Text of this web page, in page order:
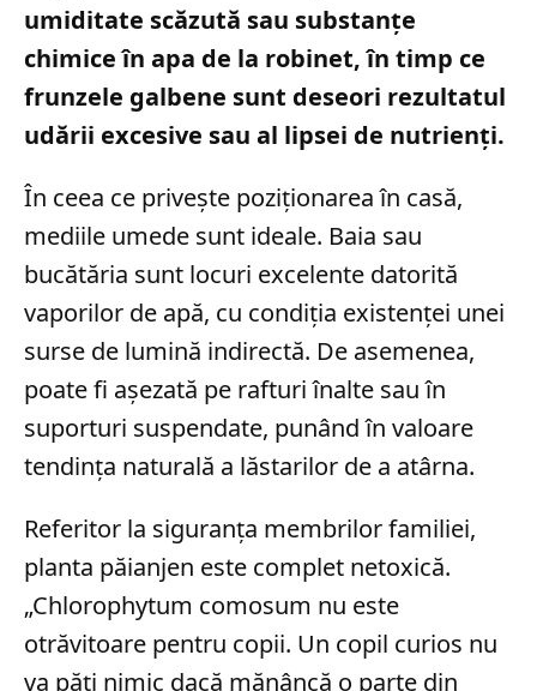
umiditate scăzută sau substanțe
chimice în apa de la robinet, în timp ce
frunzele galbene sunt deseori rezultatul
udării excesive sau al lipsei de nutrienți.
În ceea ce privește poziționarea în casă,
mediile umede sunt ideale. Baia sau
bucătăria sunt locuri excelente datorită
vaporilor de apă, cu condiția existenței unei
surse de lumină indirectă. De asemenea,
poate fi așezată pe rafturi înalte sau în
suporturi suspendate, punând în valoare
tendința naturală a lăstarilor de a atârna.
Referitor la siguranța membrilor familiei,
planta păianjen este complet netoxică.
„Chlorophytum comosum nu este
otrăvitoare pentru copii. Un copil curios nu
va păți nimic dacă mănâncă o parte din